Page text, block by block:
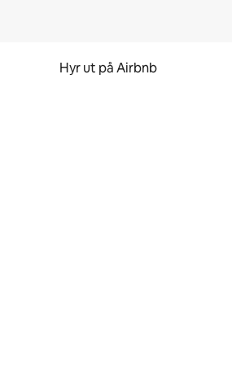
Hyr ut på Airbnb